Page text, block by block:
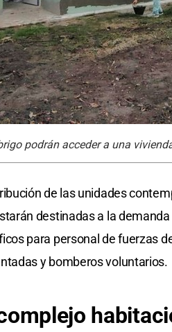
podrán acceder a una
de las unidades
destinadas a la
para personal de fuerzas
y bomberos voluntarios.